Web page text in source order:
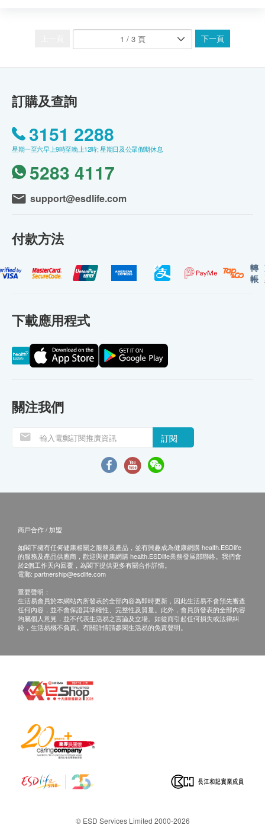
下一頁
訂購及查詢
3151 2288
星期一至六早上9時至晚上12時; 星期日及公眾假期休息
5283 4117
support@esdlife.com
付款方法
轉
帳
下載應用程式
關注我們
訂閱
商戶合作 / 加盟
如閣下擁有任何健康相關之服務及產品，並有興趣成為健康網購 health.ESDlife
的服務及產品供應商，歡迎與健康網購 health.ESDlife業務發展部聯絡。我們會
於2個工作天內回覆，為閣下提供更多有關合作詳情。
電郵: partnership@esdlife.com
重要聲明：
生活易會員於本網站內所發表的全部內容為即時更新，因此生活易不會預先審查
任何內容，並不會保證其準確性、完整性及質量。此外，會員所發表的全部內容
均屬個人意見，並不代表生活易之言論及立場。如從而引起任何損失或法律糾
紛，生活易概不負責。有關詳情請參閱生活易的免責聲明。
© ESD Services Limited 2000-2026